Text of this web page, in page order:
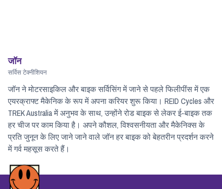
जॉन
सर्विस टेक्नीशियन
जॉन ने मोटरसाइकिल और बाइक सर्विसिंग में जाने से पहले फिलीपींस में एक
एयरक्राफ्ट मैकेनिक के रूप में अपना करियर शुरू किया। REID Cycles और
TREK Australia में अनुभव के साथ, उन्होंने रोड बाइक से लेकर ई-बाइक तक
हर चीज पर काम किया है। अपने कौशल, विश्वसनीयता और मैकेनिक्स के
प्रति जुनून के लिए जाने जाने वाले जॉन हर बाइक को बेहतरीन प्रदर्शन करने
में गर्व महसूस करते हैं।